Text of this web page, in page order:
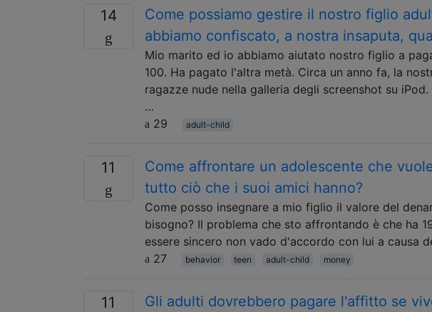
14
Come possiamo gestire il nostro figlio
abbiamo confiscato, a nostra insaputa,
Mio marito ed io abbiamo aiutato nostro figlio a
100. Ha pagato l'altra metà. Circa un anno fa, la
ragazze nude nella galleria degli screenshot su
…
29
adult-child
11
Come affrontare un adolescente che
tutto ciò che i suoi amici hanno?
Come posso insegnare a mio figlio il valore del
bisogno? Il problema che sto affrontando è che ha
essere sincero non vado d'accordo con lui a causa
27
behavior teen adult-child money
11 Gli adulti dovrebbero pagare l'affitto se